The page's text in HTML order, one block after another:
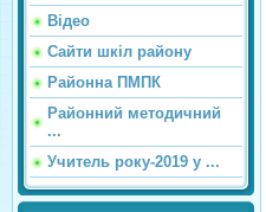
Відео
Сайти шкіл району
Районна ПМПК
Районний методичний
...
Учитель року-2019 у ...